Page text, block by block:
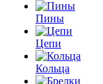
Пины
Цепи
Кольца